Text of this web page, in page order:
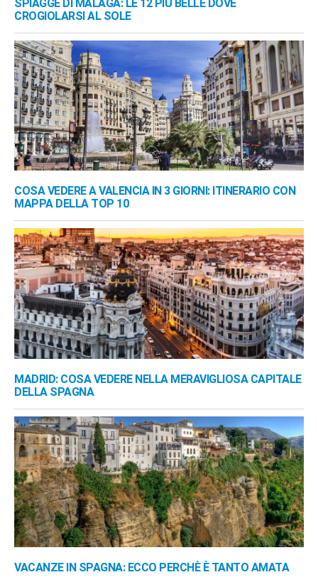
SPIAGGE DI MALAGA: LE 12 PIÙ BELLE DOVE
CROGIOLARSI AL SOLE
COSA VEDERE A VALENCIA IN 3 GIORNI: ITINERARIO CON
MAPPA DELLA TOP 10
MADRID: COSA VEDERE NELLA MERAVIGLIOSA CAPITALE
DELLA SPAGNA
VACANZE IN SPAGNA: ECCO PERCHÈ È TANTO AMATA